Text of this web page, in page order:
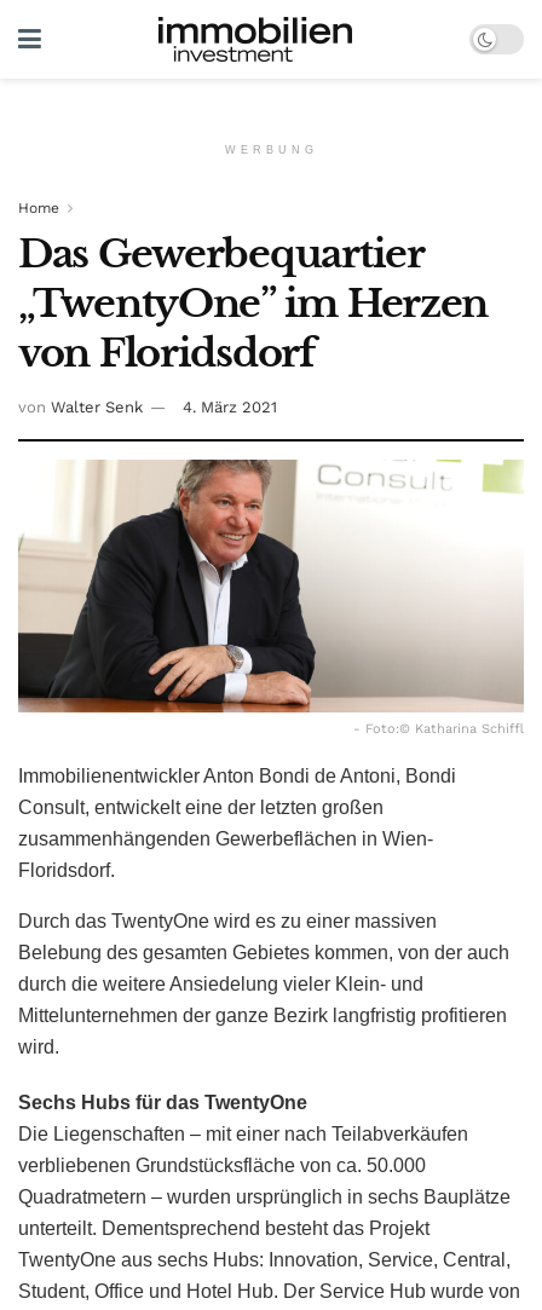
WERBUNG
Home
Das Gewerbequartier
„TwentyOne” im Herzen
von Floridsdorf
von Walter Senk 4. März 2021
- Foto:© Katharina Schiffl
Immobilienentwickler Anton Bondi de Antoni, Bondi
Consult, entwickelt eine der letzten großen
zusammenhängenden Gewerbeflächen in Wien-
Floridsdorf.
Durch das TwentyOne wird es zu einer massiven
Belebung des gesamten Gebietes kommen, von der auch
durch die weitere Ansiedelung vieler Klein- und
Mittelunternehmen der ganze Bezirk langfristig profitieren
wird.
Sechs Hubs für das TwentyOne
Die Liegenschaften – mit einer nach Teilabverkäufen
verbliebenen Grundstücksfläche von ca. 50.000
Quadratmetern – wurden ursprünglich in sechs Bauplätze
unterteilt. Dementsprechend besteht das Projekt
TwentyOne aus sechs Hubs: Innovation, Service, Central,
Student, Office und Hotel Hub. Der Service Hub wurde von